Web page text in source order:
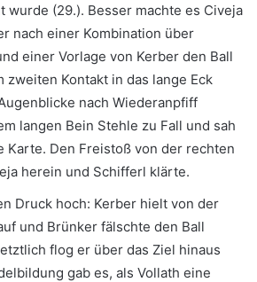
wurde (29.). Besser machte es Civeja
nach einer Kombination über
einer Vorlage von Kerber den Ball
zweiten Kontakt in das lange Eck
nach Wiederanpfiff
langen Bein Stehle zu Fall und sah
Karte. Den Freistoß von der rechten
herein und Schifferl klärte.
Druck hoch: Kerber hielt von der
und Brünker fälschte den Ball
flog er über das Ziel hinaus
gab es, als Vollath eine